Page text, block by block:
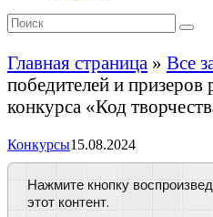
Главная страница » Все
победителей и призеров
конкурса «Код
Конкурсы15.08.2024
Нажмите кнопку воспроизведения, чтобы прослушать
этот контент.